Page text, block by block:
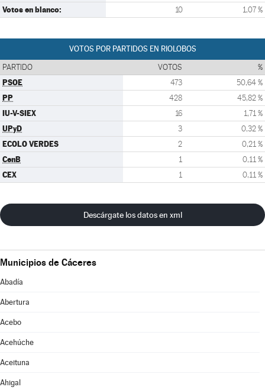
Votos en blanco: 10 1,07 %
VOTOS POR PARTIDOS EN RIOLOBOS
PARTIDO VOTOS %
PSOE 473 50,64 %
PP 428 45,82 %
IU-V-SIEX 16 1,71 %
UPyD 3 0,32 %
ECOLO VERDES 2 0,21 %
CenB 1 0,11 %
CEX 1 0,11 %
Descárgate los datos en xml
Municipios de Cáceres
Abadía
Abertura
Acebo
Acehúche
Aceituna
Ahigal